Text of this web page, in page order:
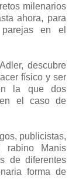
milenarios
ahora, para
en el
descubre
físico y ser
la que dos
el caso de
publicistas,
rabino Manis
de diferentes
forma de